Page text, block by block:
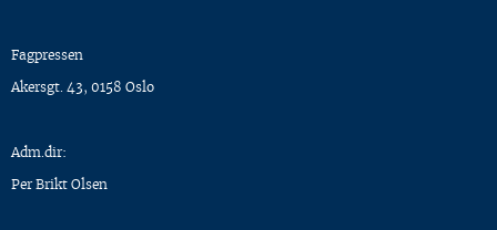
Fagpressen
Akersgt. 43, 0158 Oslo
Adm.dir:
Per Brikt Olsen